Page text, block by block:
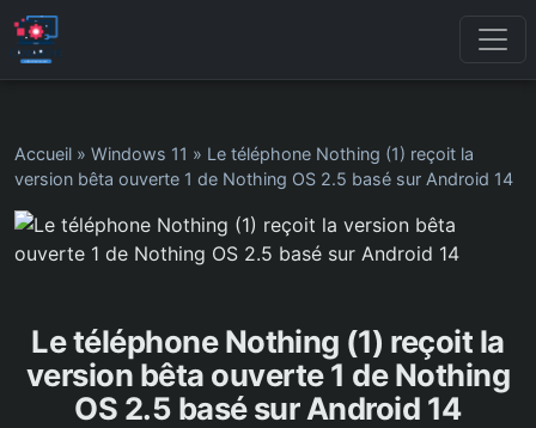
Accueil » Windows 11 » Le téléphone Nothing (1) reçoit la
version bêta ouverte 1 de Nothing OS 2.5 basé sur Android 14
Le téléphone Nothing (1) reçoit la
version bêta ouverte 1 de Nothing
OS 2.5 basé sur Android 14